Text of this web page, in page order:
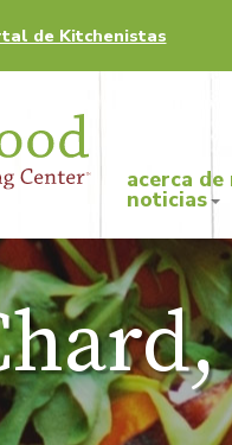
de Kitchenistas
acerca
noticias